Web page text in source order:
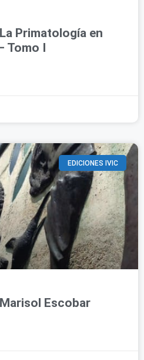
Primatología en
Tomo I
EDICIONES IVIC
Escobar